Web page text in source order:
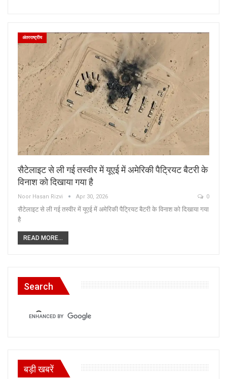
अंतरराष्ट्रीय
सैटेलाइट से ली गई तस्वीर में यूएई में अमेरिकी पैट्रियट बैटरी के
विनाश को दिखाया गया है
Noor Hasan Rizvi Apr 30, 2026 0
सैटेलाइट से ली गई तस्वीर में यूएई में अमेरिकी पैट्रियट बैटरी के विनाश को दिखाया गया
है
READ MORE...
Search
बड़ी खबरें